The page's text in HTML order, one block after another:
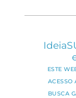
ESTE
ACESSO
BUSCA